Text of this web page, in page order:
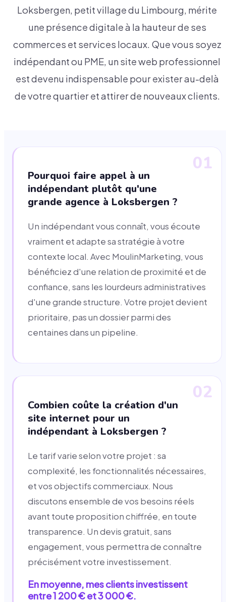
Loksbergen, petit village du Limbourg, mérite
une présence digitale à la hauteur de ses
commerces et services locaux. Que vous soyez
indépendant ou PME, un site web professionnel
est devenu indispensable pour exister au-delà
de votre quartier et attirer de nouveaux clients.
01
Pourquoi faire appel à un
indépendant plutôt qu'une
grande agence à Loksbergen ?
Un indépendant vous connaît, vous écoute
vraiment et adapte sa stratégie à votre
contexte local. Avec MoulinMarketing, vous
bénéficiez d'une relation de proximité et de
confiance, sans les lourdeurs administratives
d'une grande structure. Votre projet devient
prioritaire, pas un dossier parmi des
centaines dans un pipeline.
02
Combien coûte la création d'un
site internet pour un
indépendant à Loksbergen ?
Le tarif varie selon votre projet : sa
complexité, les fonctionnalités nécessaires,
et vos objectifs commerciaux. Nous
discutons ensemble de vos besoins réels
avant toute proposition chiffrée, en toute
transparence. Un devis gratuit, sans
engagement, vous permettra de connaître
précisément votre investissement.
En moyenne, mes clients investissent
entre 1 200 € et 3 000 €.